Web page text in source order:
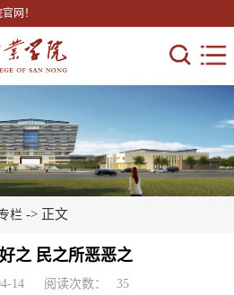
网！
栏 -> 正文
之 民之所恶恶之
14 阅读次数： 35